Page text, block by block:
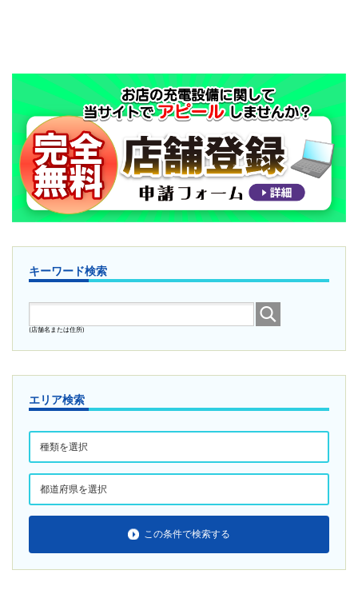
キーワード検索
(店舗名または住所)
エリア検索
この条件で検索する